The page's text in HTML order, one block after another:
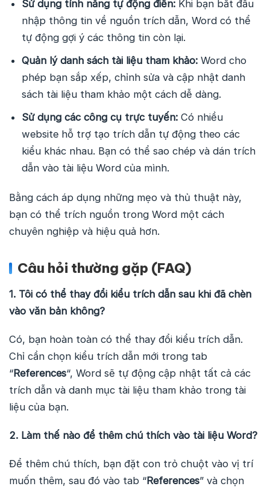
Sử dụng tính năng tự động điền: Khi bạn bắt đầu
nhập thông tin về nguồn trích dẫn, Word có thể
tự động gợi ý các thông tin còn lại.
Quản lý danh sách tài liệu tham khảo: Word cho
phép bạn sắp xếp, chỉnh sửa và cập nhật danh
sách tài liệu tham khảo một cách dễ dàng.
Sử dụng các công cụ trực tuyến: Có nhiều
website hỗ trợ tạo trích dẫn tự động theo các
kiểu khác nhau. Bạn có thể sao chép và dán trích
dẫn vào tài liệu Word của mình.
Bằng cách áp dụng những mẹo và thủ thuật này,
bạn có thể trích nguồn trong Word một cách
chuyên nghiệp và hiệu quả hơn.
Câu hỏi thường gặp (FAQ)
1. Tôi có thể thay đổi kiểu trích dẫn sau khi đã chèn
vào văn bản không?
Có, bạn hoàn toàn có thể thay đổi kiểu trích dẫn.
Chỉ cần chọn kiểu trích dẫn mới trong tab
“References“, Word sẽ tự động cập nhật tất cả các
trích dẫn và danh mục tài liệu tham khảo trong tài
liệu của bạn.
2. Làm thế nào để thêm chú thích vào tài liệu Word?
Để thêm chú thích, bạn đặt con trỏ chuột vào vị trí
muốn thêm, sau đó vào tab “References” và chọn